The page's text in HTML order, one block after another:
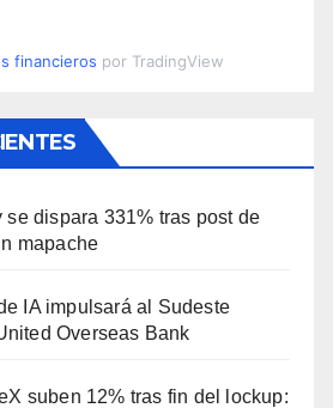
financieros por TradingView
se dispara 331% tras post de
mapache
IA impulsará al Sudeste
Overseas Bank
suben 12% tras fin del lockup: